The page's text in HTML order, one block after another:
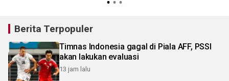
Berita Terpopuler
Timnas Indonesia gagal di Piala AFF, PSSI
akan lakukan evaluasi
13 jam lalu